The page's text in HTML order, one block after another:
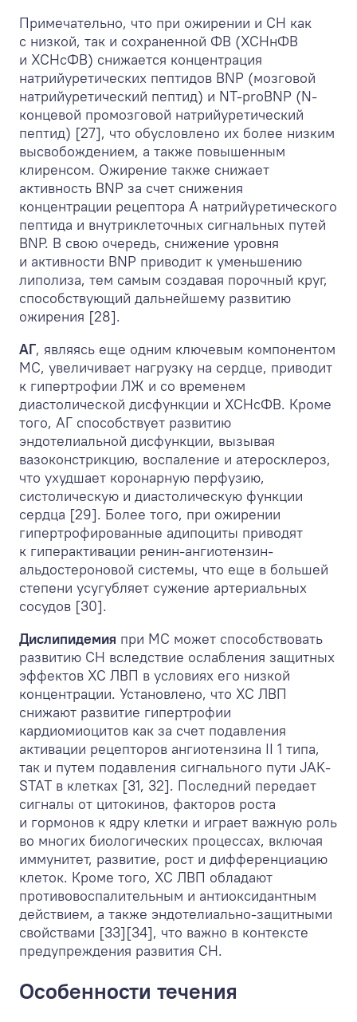
Примечательно, что при ожирении и СН как
с низкой, так и сохраненной ФВ (ХСНнФВ
и ХСНсФВ) снижается концентрация
натрийуретических пептидов BNP (мозговой
натрийуретический пептид) и NT-proBNP (N-
концевой промозговой натрийуретический
пептид) [27], что обусловлено их более низким
высвобождением, а также повышенным
клиренсом. Ожирение также снижает
активность BNP за счет снижения
концентрации рецептора А натрийуретического
пептида и внутриклеточных сигнальных путей
BNP. В свою очередь, снижение уровня
и активности BNP приводит к уменьшению
липолиза, тем самым создавая порочный круг,
способствующий дальнейшему развитию
ожирения [28].
АГ, являясь еще одним ключевым компонентом
МС, увеличивает нагрузку на сердце, приводит
к гипертрофии ЛЖ и со временем
диастолической дисфункции и ХСНсФВ. Кроме
того, АГ способствует развитию
эндотелиальной дисфункции, вызывая
вазоконстрикцию, воспаление и атеросклероз,
что ухудшает коронарную перфузию,
систолическую и диастолическую функции
сердца [29]. Более того, при ожирении
гипертрофированные адипоциты приводят
к гиперактивации ренин-ангиотензин-
альдостероновой системы, что еще в большей
степени усугубляет сужение артериальных
сосудов [30].
Дислипидемия при МС может способствовать
развитию СН вследствие ослабления защитных
эффектов ХС ЛВП в условиях его низкой
концентрации. Установлено, что ХС ЛВП
снижают развитие гипертрофии
кардиомиоцитов как за счет подавления
активации рецепторов ангиотензина II 1 типа,
так и путем подавления сигнального пути JAK-
STAT в клетках [31, 32]. Последний передает
сигналы от цитокинов, факторов роста
и гормонов к ядру клетки и играет важную роль
во многих биологических процессах, включая
иммунитет, развитие, рост и дифференциацию
клеток. Кроме того, ХС ЛВП обладают
противовоспалительным и антиоксидантным
действием, а также эндотелиально-защитными
свойствами [33][34], что важно в контексте
предупреждения развития СН.
Особенности течения